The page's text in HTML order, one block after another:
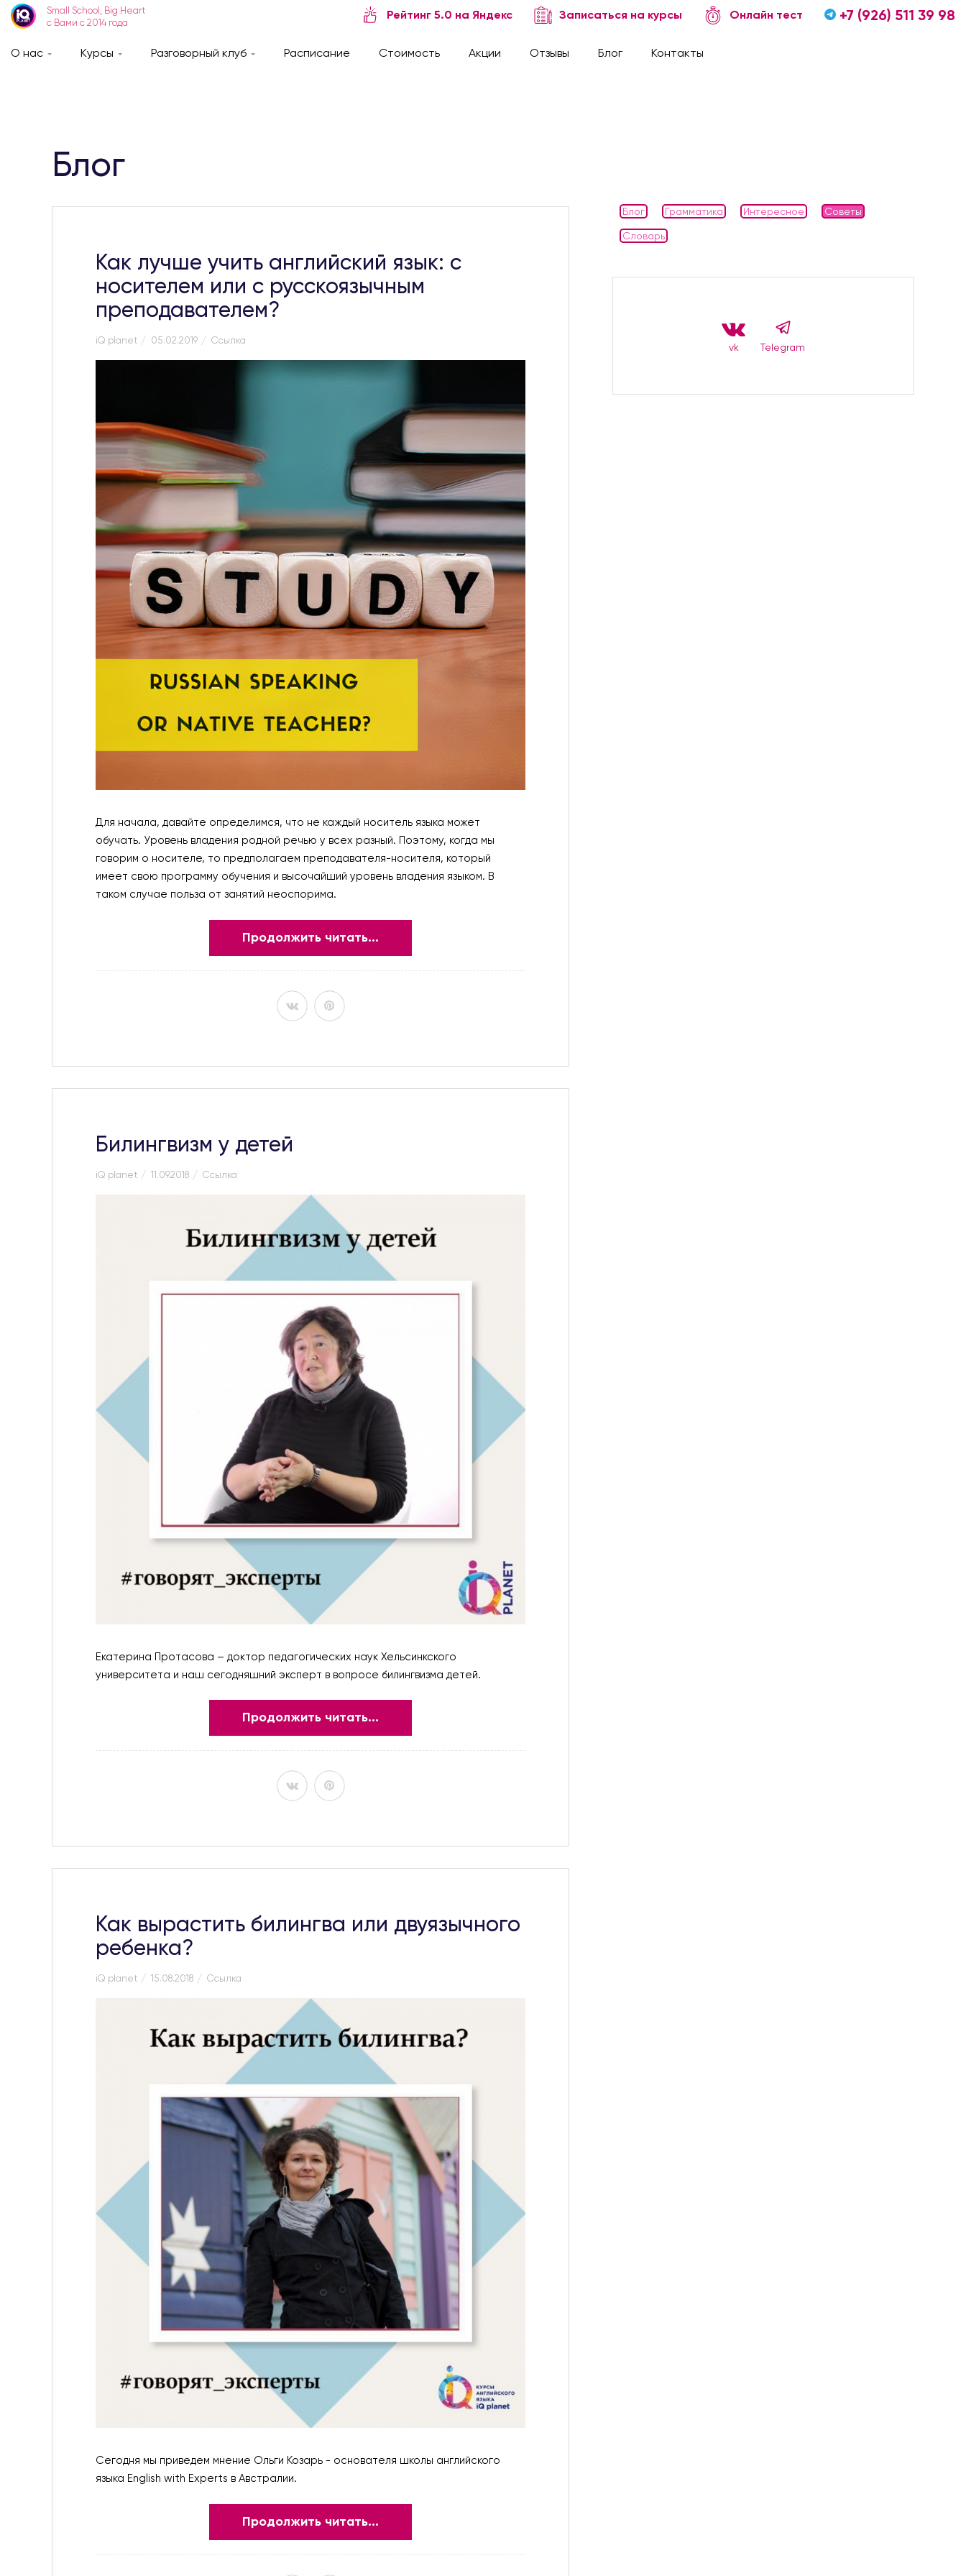
Small School, Big Heart
с Вами с 2014 года
О нас Курсы Разговорный клуб Расписание Стоимость Акции Отзывы Блог Контакты
Рейтинг 5.0 на Яндекс Записаться на курсы Онлайн тест +7 (926) 511 39 98
Блог
Как лучше учить английский язык: с
носителем или с русскоязычным
преподавателем?
iQ planet 05.02.2019 Ссылка
Для начала, давайте определимся, что не каждый носитель языка может
обучать. Уровень владения родной речью у всех разный. Поэтому, когда мы
говорим о носителе, то предполагаем преподавателя-носителя, который
имеет свою программу обучения и высочайший уровень владения языком. В
таком случае польза от занятий неоспорима.
Продолжить читать...
Билингвизм у детей
iQ planet 11.09.2018 Ссылка
Екатерина Протасова – доктор педагогических наук Хельсинкского
университета и наш сегодняшний эксперт в вопросе билингвизма детей.
Продолжить читать...
Как вырастить билингва или двуязычного
ребенка?
iQ planet 15.08.2018 Ссылка
Сегодня мы приведем мнение Ольги Козарь - основателя школы английского
языка English with Experts в Австралии.
Продолжить читать...
Блог Грамматика Интересное Советы
Словарь
vk Telegram